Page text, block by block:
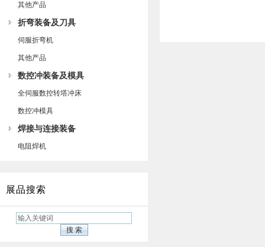
其他产品
折弯装备及刀具
伺服折弯机
其他产品
数控冲装备及模具
全伺服数控转塔冲床
数控冲模具
焊接与连接装备
电阻焊机
展品搜索